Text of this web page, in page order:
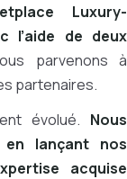
Luxury-
l’aide de deux
parvenons à
partenaires.
évolué. Nous
lançant nos
acquise